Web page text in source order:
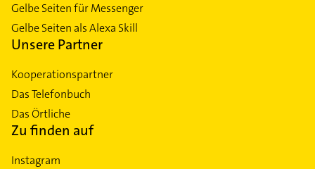
Gelbe Seiten für Messenger
Gelbe Seiten als Alexa Skill
Unsere Partner
Kooperationspartner
Das Telefonbuch
Das Örtliche
Zu finden auf
Instagram